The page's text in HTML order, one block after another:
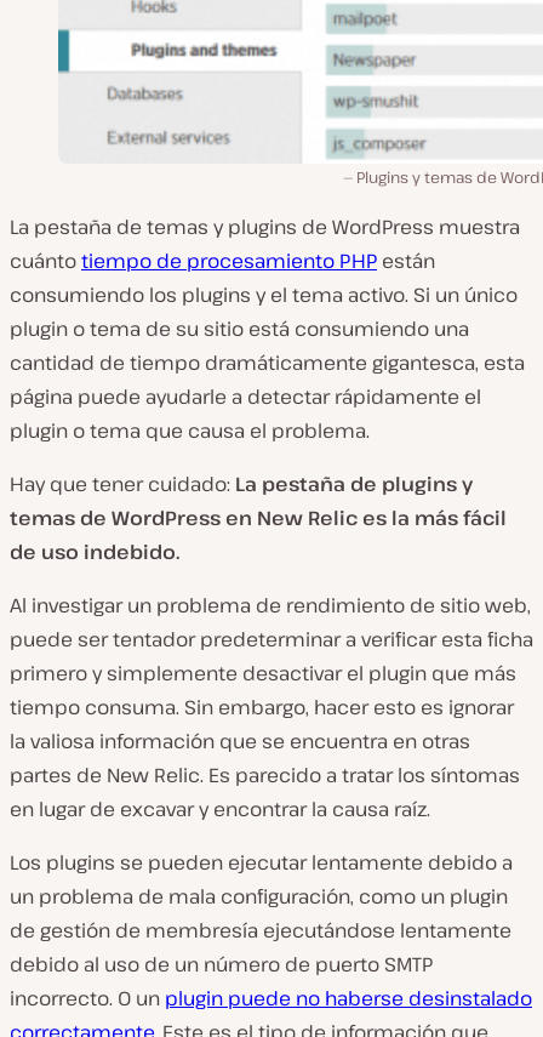
Plugins y temas de
La pestaña de temas y plugins de WordPress muestra
cuántotiempo de procesamiento PHP están
consumiendo los plugins y el tema activo. Si un único
plugin o tema de su sitio está consumiendo una
cantidad de tiempo dramáticamente gigantesca, esta
página puede ayudarle a detectar rápidamente el
plugin o tema que causa el problema.
Hay que tener cuidado: La pestaña de plugins y
temas de WordPress en New Relic es la más fácil
de uso indebido.
Al investigar un problema de rendimiento de sitio web,
puede ser tentador predeterminar a verificar esta ficha
primero y simplemente desactivar el plugin que más
tiempo consuma. Sin embargo, hacer esto es ignorar
la valiosa información que se encuentra en otras
partes de New Relic. Es parecido a tratar los síntomas
en lugar de excavar y encontrar la causa raíz.
Los plugins se pueden ejecutar lentamente debido a
un problema de mala configuración, como un plugin
de gestión de membresía ejecutándose lentamente
debido al uso de un número de puerto SMTP
incorrecto. O un plugin puede no haberse desinstalado
correctamente . Este es el tipo de información que